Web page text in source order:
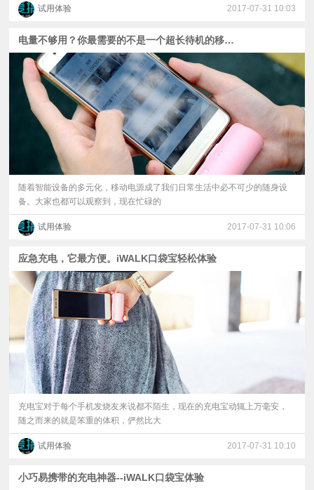
试用体验 2017-07-31 10:03
电量不够用？你最需要的不是一个超长待机的移动设备，而是它--iWALK口袋宝
随着智能设备的多元化，移动电源成了我们日常生活中必不可少的随身设
备。大家也都可以观察到，现在忙碌的
试用体验 2017-07-31 10:06
应急充电，它最方便。iWALK口袋宝轻松体验
充电宝对于每个手机发烧友来说都不陌生，现在的充电宝动辄上万毫安，
随之而来的就是笨重的体积，俨然比大
试用体验 2017-07-31 10:10
小巧易携带的充电神器--iWALK口袋宝体验